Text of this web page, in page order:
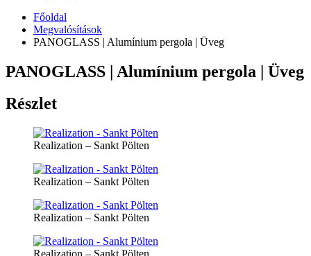
Főoldal
Megvalósítások
PANOGLASS | Alumínium pergola | Üveg
PANOGLASS | Alumínium pergola | Üveg
Részlet
Realization – Sankt Pölten
Realization – Sankt Pölten
Realization – Sankt Pölten